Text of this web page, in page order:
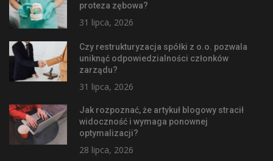
proteza zębowa?
31 lipca, 2026
Czy restrukturyzacja spółki z o.o. pozwala
uniknąć odpowiedzialności członków
zarządu?
31 lipca, 2026
Jak rozpoznać, że artykuł blogowy stracił
widoczność i wymaga ponownej
optymalizacji?
28 lipca, 2026